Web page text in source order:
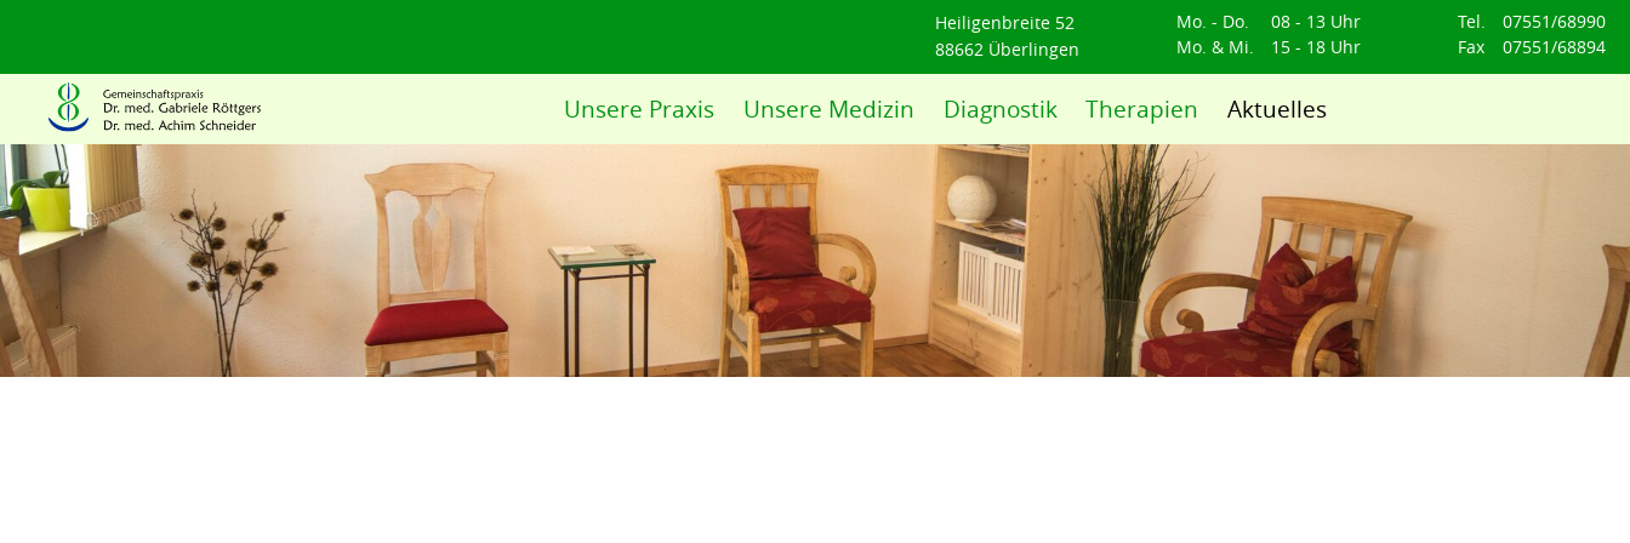
Heiligenbreite 52
88662 Überlingen
Mo. - Do.
08 - 13 Uhr
Mo. & Mi.
15 - 18 Uhr
Tel.
07551/68990
Fax
07551/68894
Unsere Praxis Unsere Medizin Diagnostik Therapien Aktuelles